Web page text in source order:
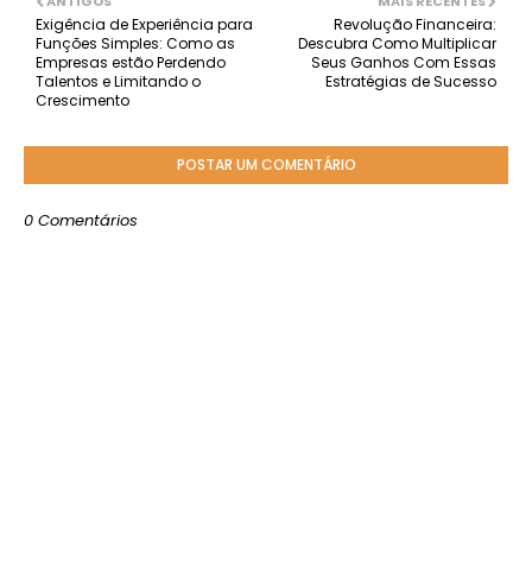
Revolução Financeira:
Descubra Como Multiplicar
Seus Ganhos Com Essas
Estratégias de Sucesso
Exigência de Experiência para
Funções Simples: Como as
Empresas estão Perdendo
Talentos e Limitando o
Crescimento
POSTAR UM COMENTÁRIO
0 Comentários